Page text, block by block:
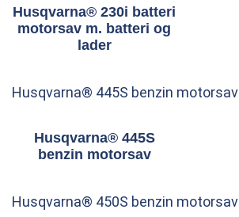
Husqvarna® 230i batteri
motorsav m. batteri og
lader
Husqvarna® 445S benzin motorsav
Husqvarna® 445S
benzin motorsav
Husqvarna® 450S benzin motorsav